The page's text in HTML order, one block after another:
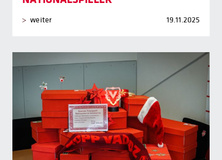
weiter 19.11.2025